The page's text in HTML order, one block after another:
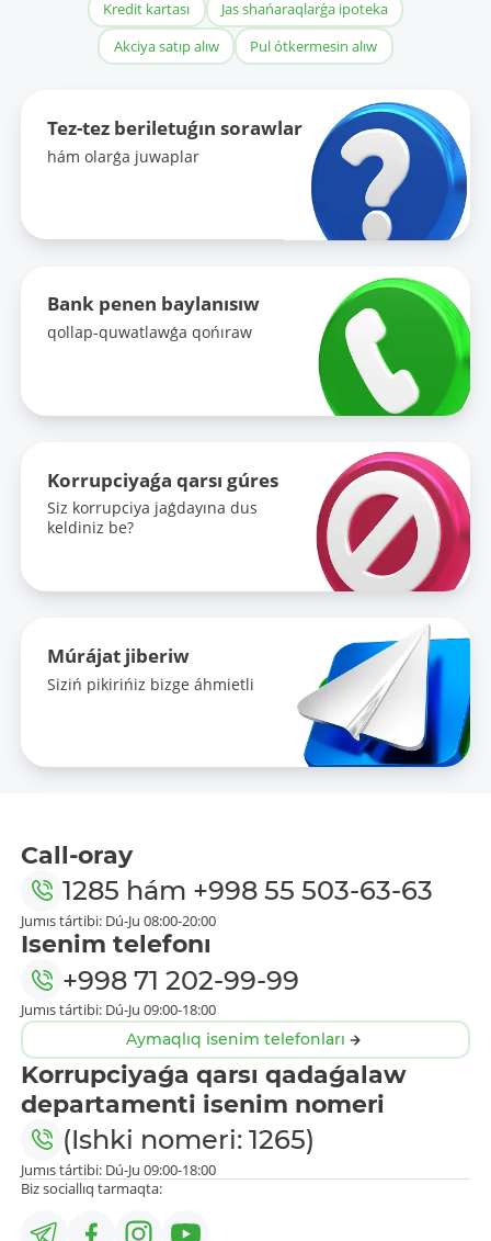
Kredit kartası
Jas shańaraqlarǵa ipoteka
Akciya satıp alıw
Pul ótkermesin alıw
Tez-tez beriletuǵın sorawlar
hám olarǵa juwaplar
Bank penen baylanısıw
qollap-quwatlawǵa qońıraw
Korrupciyaǵa qarsı gúres
Siz korrupciya jaǵdayına dus
keldiniz be?
Múrájat jiberiw
Siziń pikirińiz bizge áhmietli
Call-oray
1285 hám +998 55 503-63-63
Jumıs tártibi: Dú-Ju 08:00-20:00
Isenim telefonı
+998 71 202-99-99
Jumıs tártibi: Dú-Ju 09:00-18:00
Aymaqlıq isenim telefonları
Korrupciyaǵa qarsı qadaǵalaw
departamenti isenim nomeri
(Ishki nomeri: 1265)
Jumıs tártibi: Dú-Ju 09:00-18:00
Biz sociallıq tarmaqta: